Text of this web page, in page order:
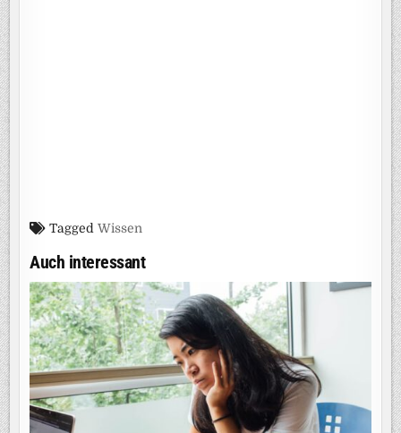
TaggedWissen
Auch interessant